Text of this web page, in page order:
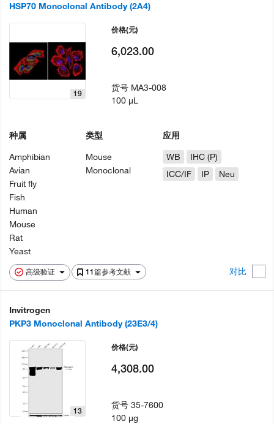
HSP70 Monoclonal Antibody (2A4)
高级验证 11篇参考文献 对比
19
种属
Amphibian
Avian
Fruit fly
Fish
Human
Mouse
Rat
Yeast
类型
Mouse
Monoclonal
应用
WB
IHC (P)
ICC/IF
IP Neu
价格(元)
6,023.00
货号 MA3-008
100 µL
Invitrogen
PKP3 Monoclonal Antibody (23E3/4)
13
价格(元)
4,308.00
货号35-7600
100 µg